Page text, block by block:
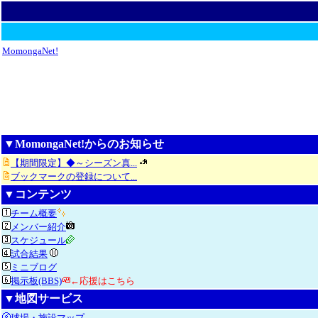
MomongaNet!
▼MomongaNet!からのお知らせ
【期間限定】◆～シーズン真...
ブックマークの登録について...
▼コンテンツ
チーム概要
メンバー紹介
スケジュール
試合結果
ミニブログ
掲示板(BBS)
←応援はこちら
▼地図サービス